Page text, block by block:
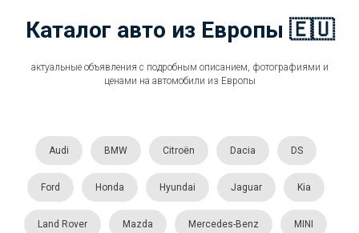
Каталог авто из Европы 🇪🇺
актуальные объявления с подробным описанием, фотографиями и
ценами на автомобили из Европы
Audi BMW Citroën Dacia DS
Ford Honda Hyundai Jaguar Kia
Land Rover Mazda Mercedes-Benz MINI